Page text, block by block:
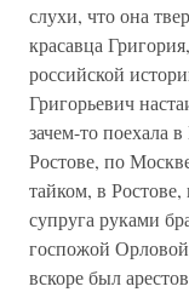
слухи, что она
красавца
российской
Григорьевич
зачем-то поехала
Ростове, по
тайком, в
супруга руками
госпожой
вскоре был